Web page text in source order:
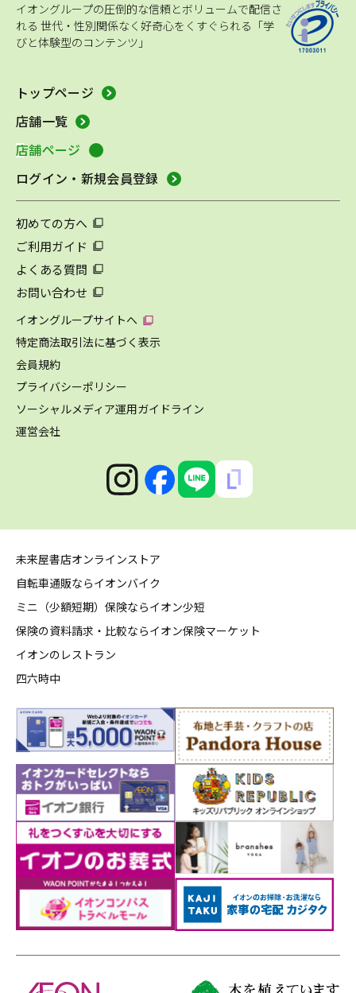
イオングループの圧倒的な信頼とボリュームで配信さ
れる 世代・性別関係なく好奇心をくすぐられる「学
びと体験型のコンテンツ」
トップページ
店舗一覧
店舗ページ
ログイン・新規会員登録
初めての方へ
ご利用ガイド
よくある質問
お問い合わせ
イオングループサイトへ
特定商法取引法に基づく表示
会員規約
プライバシーポリシー
ソーシャルメディア運用ガイドライン
運営会社
未来屋書店オンラインストア
自転車通販ならイオンバイク
ミニ（少額短期）保険ならイオン少短
保険の資料請求・比較ならイオン保険マーケット
イオンのレストラン
四六時中